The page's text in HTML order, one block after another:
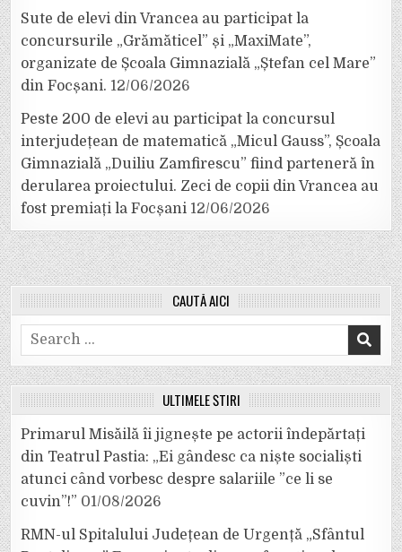
Sute de elevi din Vrancea au participat la
concursurile „Grămăticel” și „MaxiMate”,
organizate de Școala Gimnazială „Ștefan cel Mare”
din Focșani. 12/06/2026
Peste 200 de elevi au participat la concursul
interjudețean de matematică „Micul Gauss”, Școala
Gimnazială „Duiliu Zamfirescu” fiind parteneră în
derularea proiectului. Zeci de copii din Vrancea au
fost premiați la Focșani 12/06/2026
CAUTĂ AICI
Search
for:
ULTIMELE ȘTIRI
Primarul Misăilă îi jignește pe actorii îndepărtați
din Teatrul Pastia: „Ei gândesc ca niște socialiști
atunci când vorbesc despre salariile ”ce li se
cuvin”!” 01/08/2026
RMN-ul Spitalului Județean de Urgență „Sfântul